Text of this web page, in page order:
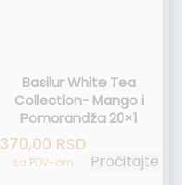
Basilur White Tea
Collection- Mango i
Pomorandža 20×1
370,00 RSD
sa PDV-om Pročitajte